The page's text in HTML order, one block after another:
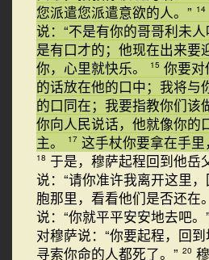
您派遣您派遣意欲的人。” 14
说：“不是有你的哥哥利未
是有口才的；他现在出来要
你，心里就快乐。
15 你要对
的话放在他的口中；我将与
的口同在；我要指教你们该
你向人民说话，他就像你
主。
17 这手杖你要拿在手里
18 于是，穆萨起程回到他岳
说：“请你准许我离开这里
胞那里，看看他们是否还在
说：“你就平平安安地去吧。”
对穆萨说：“你要起程，回
寻索你命的人都死了。” 20